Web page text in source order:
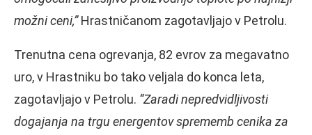
možni ceni,”Hrastničanom zagotavljajo v Petrolu.
Trenutna cena ogrevanja, 82 evrov za megavatno
uro, v Hrastniku bo tako veljala do konca leta,
zagotavljajo v Petrolu. “Zaradi nepredvidljivosti
dogajanja na trgu energentov sprememb cenika za